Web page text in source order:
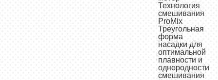
Технология
смешивания
ProMix
Треугольная
форма
насадки для
оптимальной
плавности и
однородности
смешивания